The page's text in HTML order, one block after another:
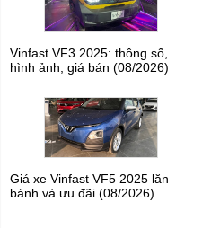
Vinfast VF3 2025: thông số,
hình ảnh, giá bán (08/2026)
Giá xe Vinfast VF5 2025 lăn
bánh và ưu đãi (08/2026)